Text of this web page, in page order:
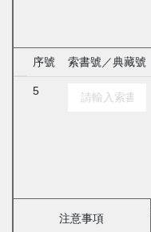
序號 索書號／典藏號
5
注意事項